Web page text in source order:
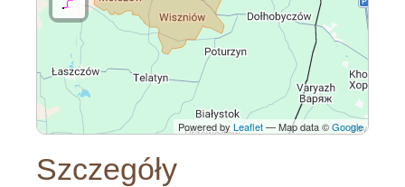
Powered byLeaflet— Map data ©Google
Szczegóły